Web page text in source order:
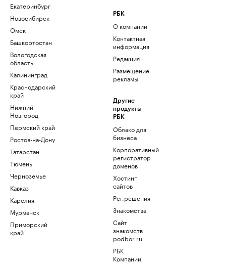
Екатеринбург
Новосибирск
Омск
Башкортостан
Вологодская
область
Калининград
Краснодарский
край
Нижний
Новгород
Пермский край
Ростов-на-Дону
Татарстан
Тюмень
Черноземье
Кавказ
Карелия
Мурманск
Приморский
край
РБК
О компании
Контактная
информация
Редакция
Размещение
рекламы
Другие
продукты
РБК
Облако для
бизнеса
Корпоративный
регистратор
доменов
Хостинг
сайтов
Рег.решения
Знакомства
Сайт
знакомств
podbor.ru
РБК
Компании